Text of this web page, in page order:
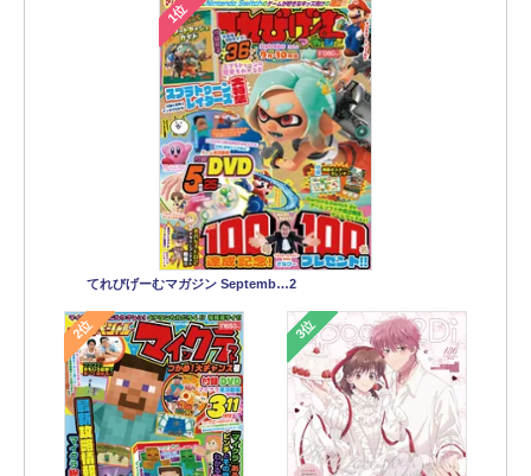
1位
てれびげーむマガジン Septemb…2
2位 3位